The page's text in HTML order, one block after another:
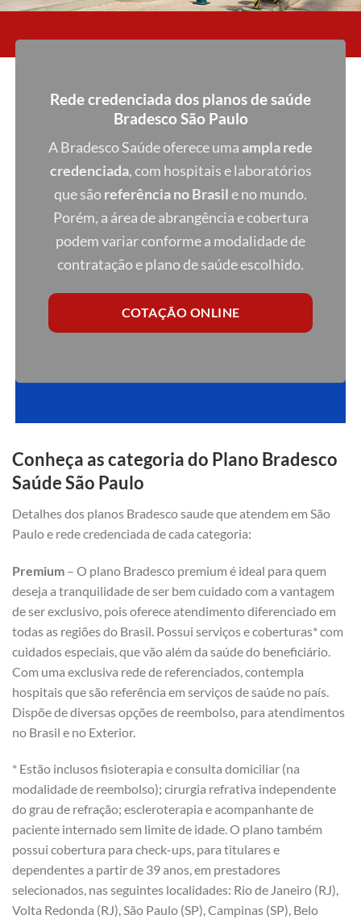
Rede credenciada dos planos de saúde
Bradesco São Paulo
A Bradesco Saúde oferece uma ampla rede
credenciada, com hospitais e laboratórios
que sãoreferência no Brasile no mundo.
Porém, a área de abrangência e cobertura
podem variar conforme a modalidade de
contratação e plano de saúde escolhido.
COTAÇÃO ONLINE
Conheça as categoria do Plano Bradesco
Saúde São Paulo
Detalhes dos planos Bradesco saude que atendem em São
Paulo e rede credenciada de cada categoria:
Premium – O plano Bradesco premium é ideal para quem
deseja a tranquilidade de ser bem cuidado com a vantagem
de ser exclusivo, pois oferece atendimento diferenciado em
todas as regiões do Brasil. Possui serviços e coberturas* com
cuidados especiais, que vão além da saúde do beneficiário.
Com uma exclusiva rede de referenciados, contempla
hospitais que são referência em serviços de saúde no país.
Dispõe de diversas opções de reembolso, para atendimentos
no Brasil e no Exterior.
* Estão inclusos fisioterapia e consulta domiciliar (na
modalidade de reembolso); cirurgia refrativa independente
do grau de refração; escleroterapia e acompanhante de
paciente internado sem limite de idade. O plano também
possui cobertura para check-ups, para titulares e
dependentes a partir de 39 anos, em prestadores
selecionados, nas seguintes localidades: Rio de Janeiro (RJ),
Volta Redonda (RJ), São Paulo (SP), Campinas (SP), Belo